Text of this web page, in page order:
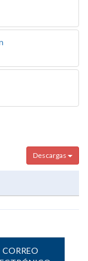
Descargas
CORREO